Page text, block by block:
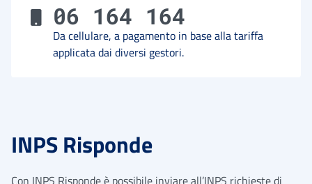
06 164 164
Da cellulare, a pagamento in base alla tariffa
applicata dai diversi gestori.
INPS Risponde